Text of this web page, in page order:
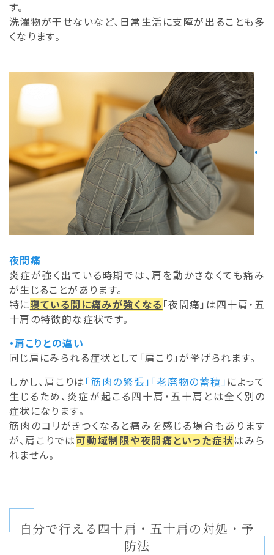
す。
洗濯物が干せないなど、日常生活に支障が出ることも多
くなります。
・
夜間痛
炎症が強く出ている時期では、肩を動かさなくても痛み
が生じることがあります。
特に寝ている間に痛みが強くなる 「夜間痛」は四十肩・五
十肩の特徴的な症状です。
・肩こりとの違い
同じ肩にみられる症状として「肩こり」が挙げられます。
しかし、肩こりは 「筋肉の緊張」「老廃物の蓄積」 によって
生じるため、炎症が起こる四十肩・五十肩とは全く別の
症状になります。
筋肉のコリがきつくなると痛みを感じる場合もあります
が、肩こりでは可動域制限や夜間痛といった症状はみら
れません。
自分で行える四十肩・五十肩の対処・予
防法